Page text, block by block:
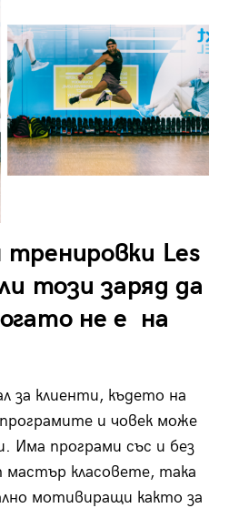
Les
този заряд да
не е на
за клиенти, където на
и човек може
Има програми със и без
класовете, така
мотивиращи както за